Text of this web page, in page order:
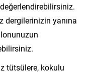
değerlendirebilirsiniz.
dergilerinizin yanına
tütsülere, kokulu